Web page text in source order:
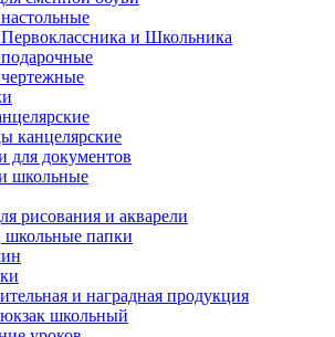
и Школьника
канцелярские
для документов
школьные
рисования и акварели
папки
и наградная продукция
школьный